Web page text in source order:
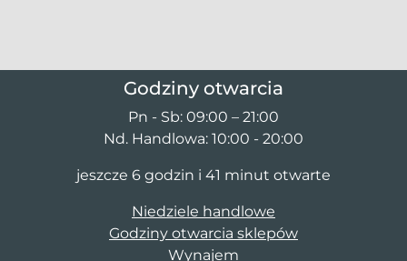
Godziny otwarcia
Pn - Sb: 09:00 – 21:00
Nd. Handlowa: 10:00 - 20:00
jeszcze 6 godzin i 41 minut otwarte
Niedziele handlowe
Godziny otwarcia sklepów
Wynajem